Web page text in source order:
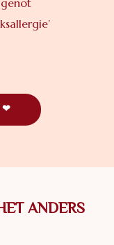
❤
ANDERS